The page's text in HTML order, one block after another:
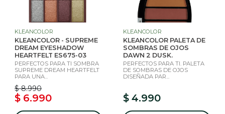
KLEANCOLOR
KLEANCOLOR - SUPREME
DREAM EYESHADOW
HEARTFELT ES675-03
PERFECTOS PARA TI SOMBRA
SUPREME DREAM HEARTFELT
PARA UNA...
$ 8.990
$ 6.990
KLEANCOLOR
KLEANCOLOR PALETA DE
SOMBRAS DE OJOS
DAWN 2 DUSK.
PERFECTOS PARA TI. PALETA
DE SOMBRAS DE OJOS
DISEÑADA PAR...
$ 4.990